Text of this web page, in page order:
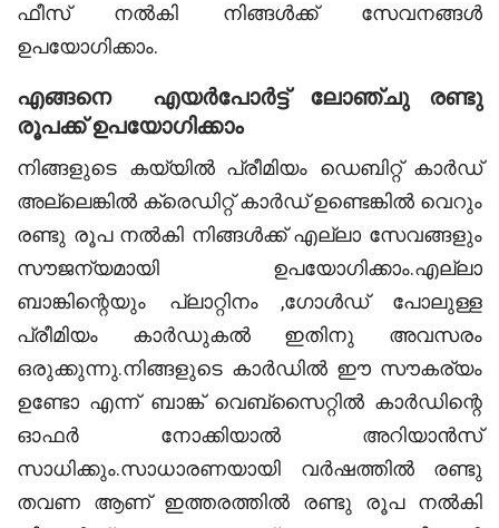
ഫീസ് നൽകി നിങ്ങൾക്ക് സേവനങ്ങൾ
ഉപയോഗിക്കാം.
എങ്ങനെ എയർപോർട്ട് ലോഞ്ചു രണ്ടു
രൂപക്ക് ഉപയോഗിക്കാം
നിങ്ങളുടെ കയ്യിൽ പ്രീമിയം ഡെബിറ്റ് കാർഡ്
അല്ലെങ്കിൽ ക്രെഡിറ്റ് കാർഡ് ഉണ്ടെങ്കിൽ വെറും
രണ്ടു രൂപ നൽകി നിങ്ങൾക്ക് എല്ലാ സേവങ്ങളും
സൗജന്യമായി ഉപയോഗിക്കാം.എല്ലാ
ബാങ്കിന്റെയും പ്ലാറ്റിനം ,ഗോൾഡ് പോലുള്ള
പ്രീമിയം കാർഡുകൽ ഇതിനു അവസരം
ഒരുക്കുന്നു.നിങ്ങളുടെ കാർഡിൽ ഈ സൗകര്യം
ഉണ്ടോ എന്ന് ബാങ്ക് വെബ്‌സൈറ്റിൽ കാർഡിന്റെ
ഓഫർ നോക്കിയാൽ അറിയാൻസ്
സാധിക്കും.സാധാരണയായി വർഷത്തിൽ രണ്ടു
തവണ ആണ് ഇത്തരത്തിൽ രണ്ടു രൂപ നൽകി